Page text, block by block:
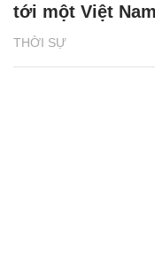
THỜI SỰ
tới một Việt